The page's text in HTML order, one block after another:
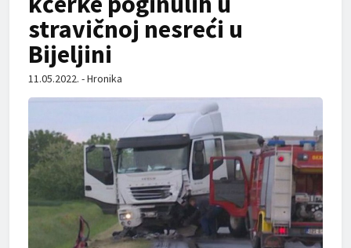
stravičnoj nesreći u
Bijeljini
11.05.2022. - Hronika